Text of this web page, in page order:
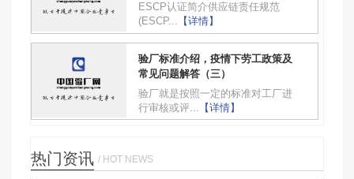
ESCP认证简介供应链责任规范
(ESCP... 【详情】
验厂标准介绍，疫情下劳工政策及
常见问题解答（三）
验厂就是按照一定的标准对工厂进
行审核或评... 【详情】
热门资讯 / HOT NEWS